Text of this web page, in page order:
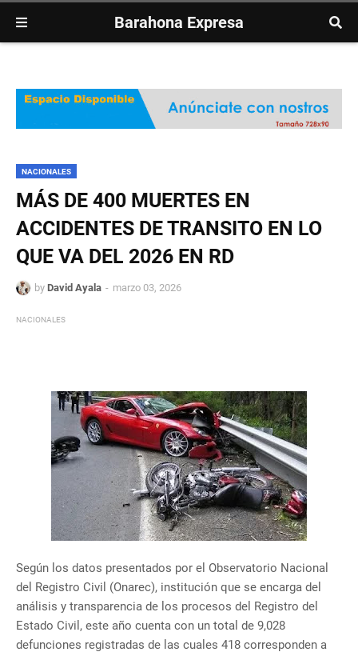
Barahona Expresa
NACIONALES
MÁS DE 400 MUERTES EN
ACCIDENTES DE TRANSITO EN LO
QUE VA DEL 2026 EN RD
by David Ayala marzo 03, 2026
NACIONALES
Según los datos presentados por el Observatorio Nacional
del Registro Civil (Onarec), institución que se encarga del
análisis y transparencia de los procesos del Registro del
Estado Civil, este año cuenta con un total de 9,028
defunciones registradas de las cuales 418 corresponden a